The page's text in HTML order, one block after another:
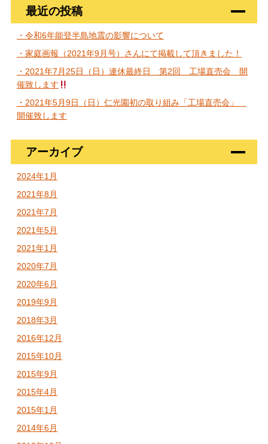
最近の投稿
・令和6年能登半島地震の影響について
・家庭画報（2021年9月号）さんにて掲載して頂きました！
・2021年7月25日（日）連休最終日 第2回 工場直売会 開
催致します
・2021年5月9日（日）仁光園初の取り組み「工場直売会」
開催致します
アーカイブ
2024年1月
2021年8月
2021年7月
2021年5月
2021年1月
2020年7月
2020年6月
2019年9月
2018年3月
2016年12月
2015年10月
2015年9月
2015年4月
2015年1月
2014年6月